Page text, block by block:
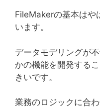
FileMakerの基本はや
います。
データモデリングが
かの機能を開発する
きいです。
業務のロジックに合